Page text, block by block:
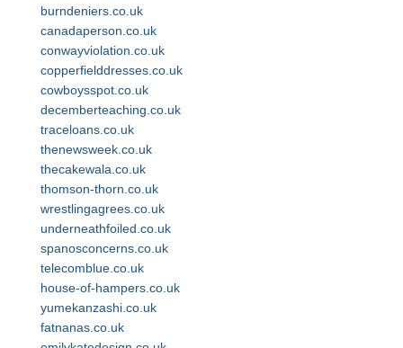
burndeniers.co.uk
canadaperson.co.uk
conwayviolation.co.uk
copperfielddresses.co.uk
cowboysspot.co.uk
decemberteaching.co.uk
traceloans.co.uk
thenewsweek.co.uk
thecakewala.co.uk
thomson-thorn.co.uk
wrestlingagrees.co.uk
underneathfoiled.co.uk
spanosconcerns.co.uk
telecomblue.co.uk
house-of-hampers.co.uk
yumekanzashi.co.uk
fatnanas.co.uk